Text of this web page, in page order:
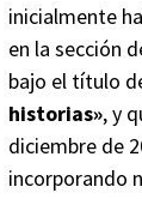
inicialmente
en la sección
bajo el título
historias», y
diciembre de
incorporando